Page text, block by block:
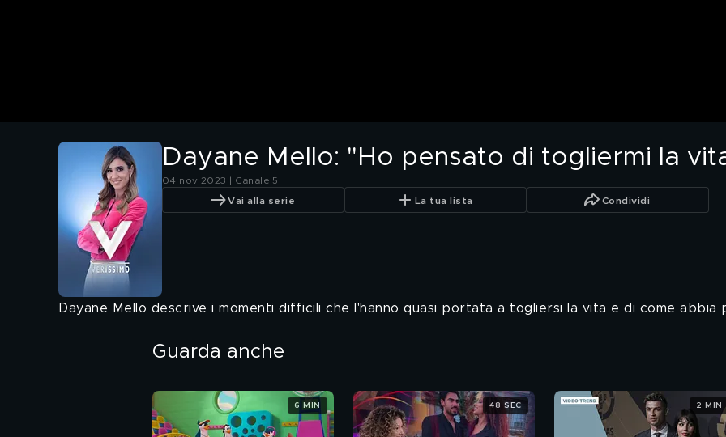
Dayane Mello: "Ho pensato di togliermi la
04 nov 2023 | Canale 5
Vai alla serie La tua lista Condividi
Dayane Mello descrive i momenti difficili che l'hanno quasi portata a togliersi la vita e di come abbia
Guarda anche
6 MIN 48 SEC 2 MIN